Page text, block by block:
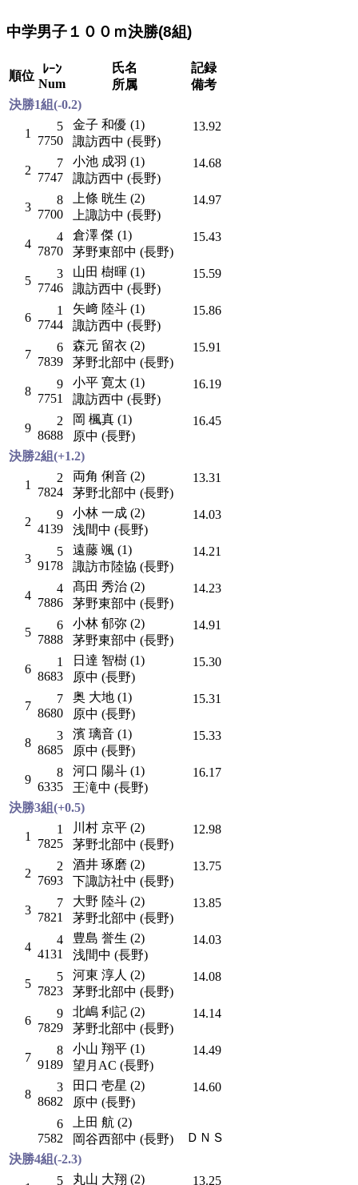
中学男子１００ｍ決勝(8組)
順位
ﾚｰﾝ
Num
氏名
所属
記録
備考
決勝1組(-0.2)
1
5
7750
金子 和優 (1)
諏訪西中 (長野)
13.92
2
7
7747
小池 成羽 (1)
諏訪西中 (長野)
14.68
3
8
7700
上條 晄生 (2)
上諏訪中 (長野)
14.97
4
4
7870
倉澤 傑 (1)
茅野東部中 (長野)
15.43
5
3
7746
山田 樹暉 (1)
諏訪西中 (長野)
15.59
6
1
7744
矢﨑 陸斗 (1)
諏訪西中 (長野)
15.86
7
6
7839
森元 留衣 (2)
茅野北部中 (長野)
15.91
8
9
7751
小平 寛太 (1)
諏訪西中 (長野)
16.19
9
2
8688
岡 楓真 (1)
原中 (長野)
16.45
決勝2組(+1.2)
1
2
7824
両角 俐音 (2)
茅野北部中 (長野)
13.31
2
9
4139
小林 一成 (2)
浅間中 (長野)
14.03
3
5
9178
遠藤 颯 (1)
諏訪市陸協 (長野)
14.21
4
4
7886
髙田 秀治 (2)
茅野東部中 (長野)
14.23
5
6
7888
小林 郁弥 (2)
茅野東部中 (長野)
14.91
6
1
8683
日達 智樹 (1)
原中 (長野)
15.30
7
7
8680
奥 大地 (1)
原中 (長野)
15.31
8
3
8685
濱 璃音 (1)
原中 (長野)
15.33
9
8
6335
河口 陽斗 (1)
王滝中 (長野)
16.17
決勝3組(+0.5)
1
1
7825
川村 京平 (2)
茅野北部中 (長野)
12.98
2
2
7693
酒井 琢磨 (2)
下諏訪社中 (長野)
13.75
3
7
7821
大野 陸斗 (2)
茅野北部中 (長野)
13.85
4
4
4131
豊島 誉生 (2)
浅間中 (長野)
14.03
5
5
7823
河東 淳人 (2)
茅野北部中 (長野)
14.08
6
9
7829
北嶋 利記 (2)
茅野北部中 (長野)
14.14
7
8
9189
小山 翔平 (1)
望月AC (長野)
14.49
8
3
8682
田口 壱星 (2)
原中 (長野)
14.60
6
7582
上田 航 (2)
岡谷西部中 (長野)
ＤＮＳ
決勝4組(-2.3)
5 丸山 大翔 (2) 13.25